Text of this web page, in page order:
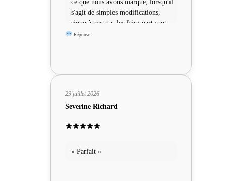
ce que nous avons marqué, lorsqu'il
s'agit de simples modifications,
sinon à part ça, les faire-part sont
sympas »
Réponse
29 juillet 2026
Severine Richard
★★★★★
« Parfait »